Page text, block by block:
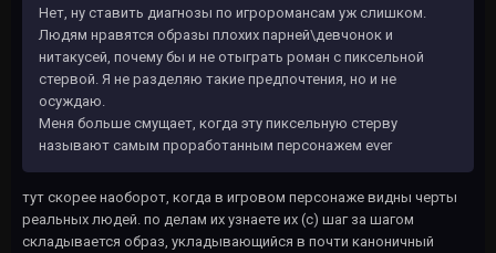
Нет, ну ставить диагнозы по игроромансам уж слишком.
Людям нравятся образы плохих парней\девчонок и
нитакусей, почему бы и не отыграть роман с пиксельной
стервой. Я не разделяю такие предпочтения, но и не
осуждаю.
Меня больше смущает, когда эту пиксельную стерву
называют самым проработанным персонажем ever
тут скорее наоборот, когда в игровом персонаже видны черты
реальных людей. по делам их узнаете их (с) шаг за шагом
складывается образ, укладывающийся в почти каноничный